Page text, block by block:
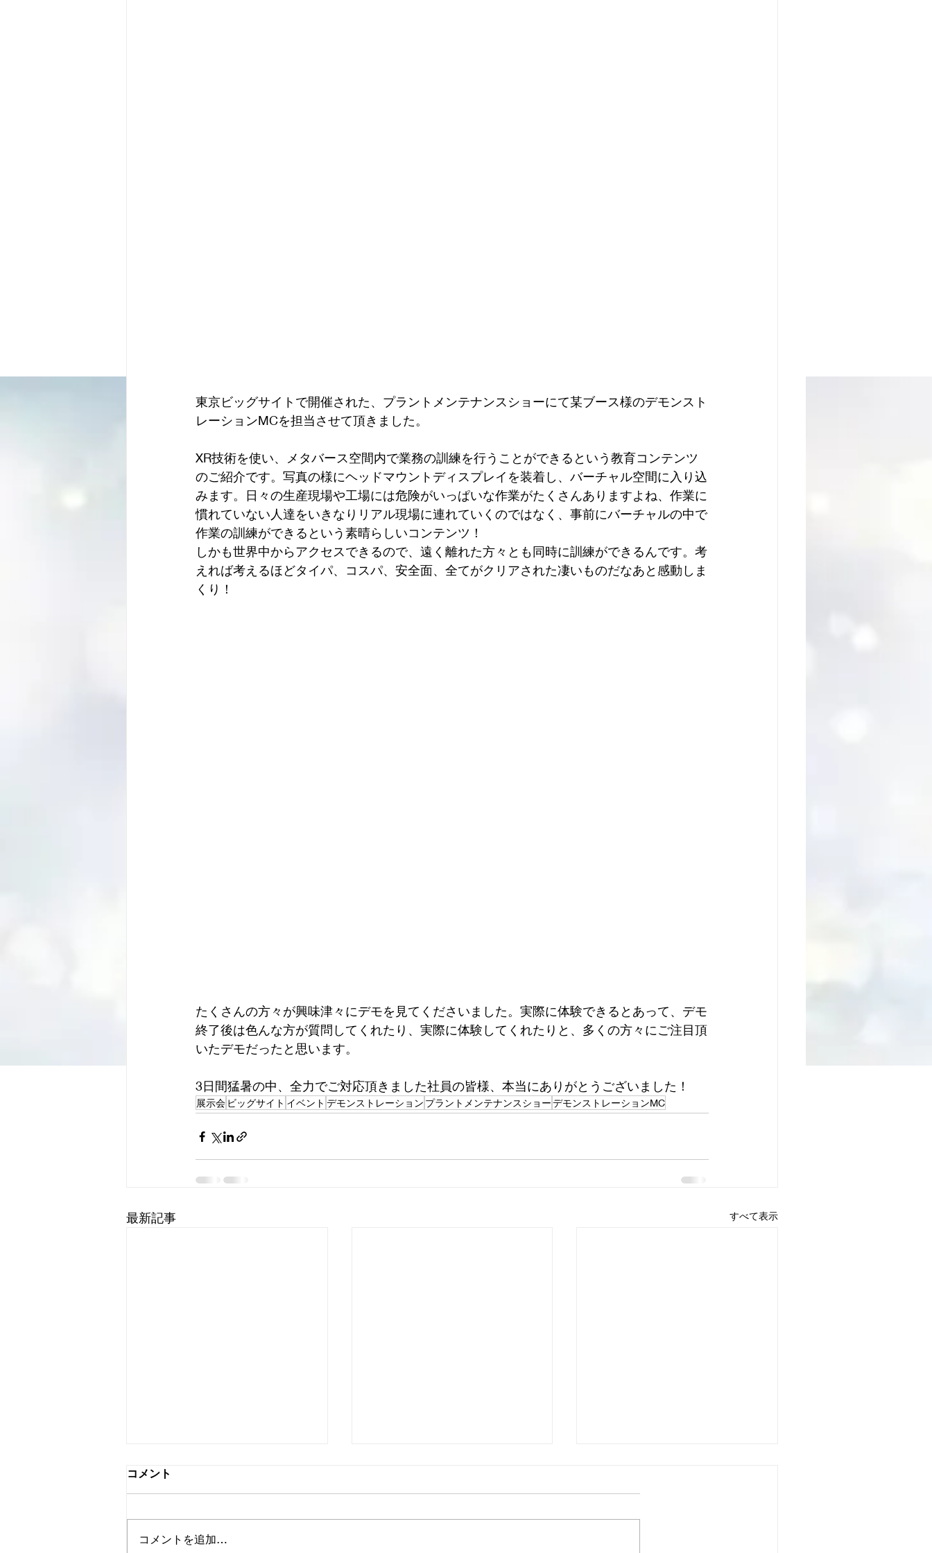
東京ビッグサイトで開催された、プラントメンテナンスショーにて某ブース様のデモンスト
レーションMCを担当させて頂きました。
XR技術を使い、メタバース空間内で業務の訓練を行うことができるという教育コンテンツ
のご紹介です。写真の様にヘッドマウントディスプレイを装着し、バーチャル空間に入り込
みます。日々の生産現場や工場には危険がいっぱいな作業がたくさんありますよね、作業に
慣れていない人達をいきなりリアル現場に連れていくのではなく、事前にバーチャルの中で
作業の訓練ができるという素晴らしいコンテンツ！
しかも世界中からアクセスできるので、遠く離れた方々とも同時に訓練ができるんです。考
えれば考えるほどタイパ、コスパ、安全面、全てがクリアされた凄いものだなあと感動しま
くり！
たくさんの方々が興味津々にデモを見てくださいました。実際に体験できるとあって、デモ
終了後は色んな方が質問してくれたり、実際に体験してくれたりと、多くの方々にご注目頂
いたデモだったと思います。
3日間猛暑の中、全力でご対応頂きました社員の皆様、本当にありがとうございました！
展示会 ビッグサイト イベント デモンストレーション プラントメンテナンスショーデモンストレーションMC
最新記事 すべて表示
コメント
コメントを追加…